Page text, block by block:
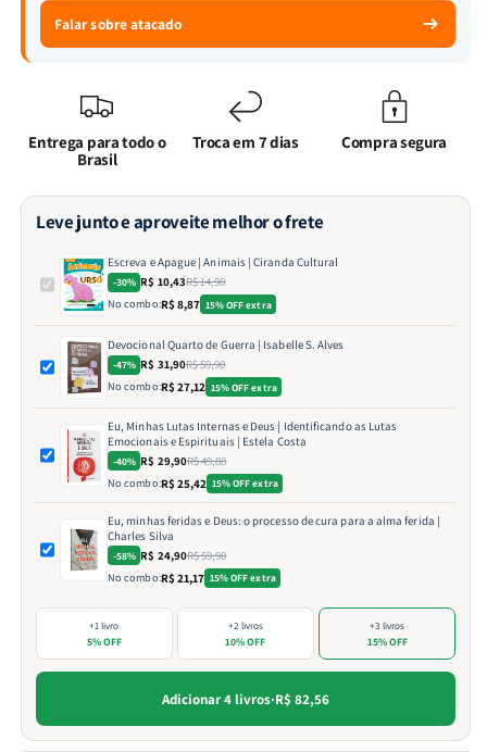
Falar sobre atacado
Entrega para todo o
Brasil
Troca em 7 dias Compra segura
Leve junto e aproveite melhor o frete
Escreva e Apague | Animais | Ciranda Cultural
-30% R$ 10,43R$ 14,90
No combo:R$ 8,87 15% OFF extra
Devocional Quarto de Guerra | Isabelle S. Alves
-47% R$ 31,90R$ 59,90
No combo:R$ 27,12 15% OFF extra
Eu, Minhas Lutas Internas e Deus | Identificando as Lutas
Emocionais e Espirituais | Estela Costa
-40% R$ 29,90R$ 49,80
No combo:R$ 25,42 15% OFF extra
Eu, minhas feridas e Deus: o processo de cura para a alma ferida |
Charles Silva
-58% R$ 24,90R$ 59,90
No combo:R$ 21,17 15% OFF extra
+1 livro
5% OFF
+2 livros
10% OFF
+3 livros
15% OFF
Adicionar 4 livros·R$ 82,56